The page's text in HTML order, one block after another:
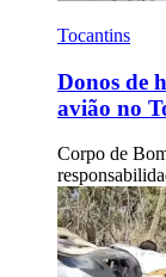
Tocantins
Donos de
avião no
Corpo de